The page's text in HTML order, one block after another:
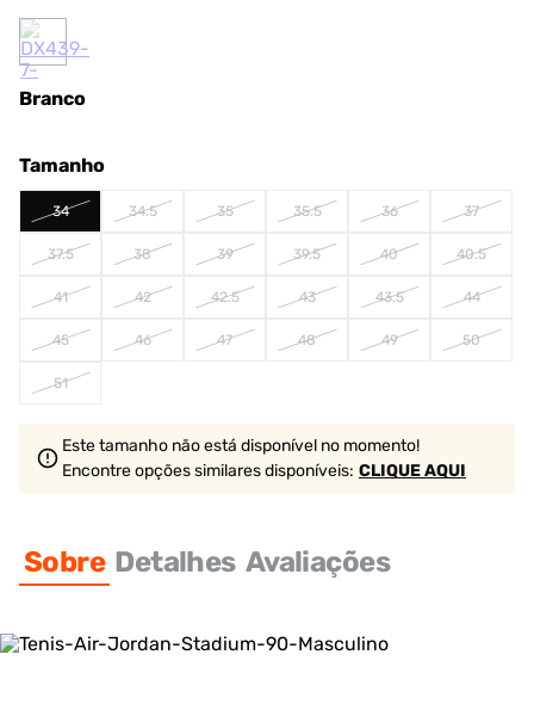
Branco
Tamanho
34 34.5 35 35.5 36 37
37.5 38 39 39.5 40 40.5
41 42 42.5 43 43.5 44
45 46 47 48 49 50
51
Este tamanho não está disponível no momento!
Encontre opções similaresdisponíveis: CLIQUE AQUI
Sobre Detalhes Avaliações